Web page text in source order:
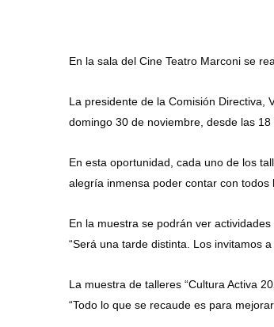
En la sala del Cine Teatro Marconi se
La presidente de la Comisión Directiva,
domingo 30 de noviembre, desde las 18
En esta oportunidad, cada uno de los
alegría inmensa poder contar con todos
En la muestra se podrán ver
“Será una tarde distinta. Los invitamos a
La muestra de talleres “Cultura Activa
“Todo lo que se recaude es para